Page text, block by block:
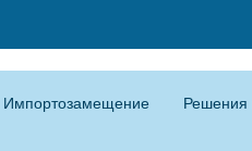
Импортозамещение